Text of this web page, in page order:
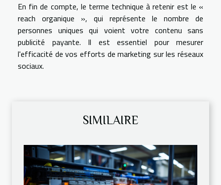
En fin de compte, le terme technique à retenir est le «
reach organique », qui représente le nombre de
personnes uniques qui voient votre contenu sans
publicité payante. Il est essentiel pour mesurer
l'efficacité de vos efforts de marketing sur les réseaux
sociaux.
SIMILAIRE